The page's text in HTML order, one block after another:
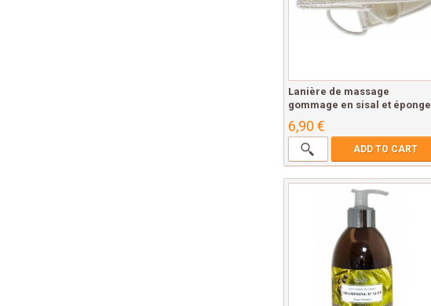
Lanière de massage
gommage en sisal et éponge
6,90 €
ADD TO CART